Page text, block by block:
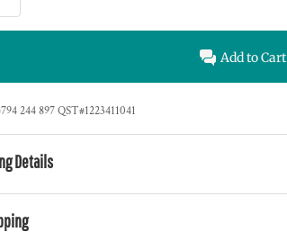
Add to Cart
244 897 QST#1223411041
Details